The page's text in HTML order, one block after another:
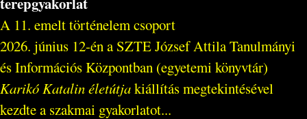
A 11. emelt történelem csoport
2026. június 12-én a SZTE József Attila Tanulmányi
és Információs Központban (egyetemi könyvtár)
Karikó Katalin életútjakiállítás megtekintésével
kezdte a szakmai gyakorlatot...